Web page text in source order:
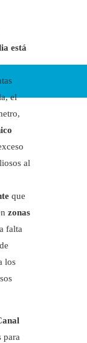
está
el
al
que
zonas
falta
los
para